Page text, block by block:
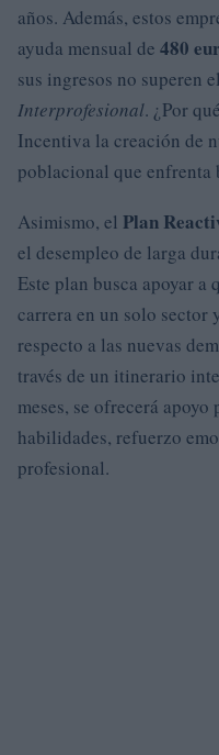
años. Además, estos
ayuda mensual de 480
sus ingresos no superen el
Interprofesional. ¿Por
Incentiva la creación de
poblacional que enfrenta
Asimismo, el Plan
el desempleo de larga
Este plan busca apoyar a
carrera en un solo sector
respecto a las nuevas
través de un itinerario
meses, se ofrecerá
habilidades, refuerzo
profesional.